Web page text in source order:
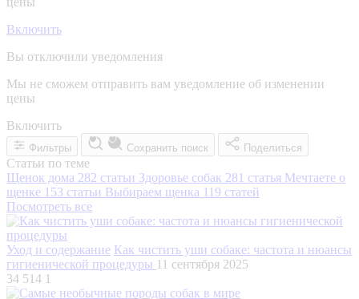
Включить
Вы отключили уведомления
Мы не сможем отправить вам уведомление об изменении
цены
Включить
Фильтры Сохранить поиск Поделиться
Статьи по теме
Щенок дома 282 статьи Здоровье собак 281 статья Мечтаете о
щенке 153 статьи Выбираем щенка 119 статей
Посмотреть все
Уход и содержание Как чистить уши собаке: частота и нюансы
гигиенической процедуры 11 сентября 2025
34 514 1